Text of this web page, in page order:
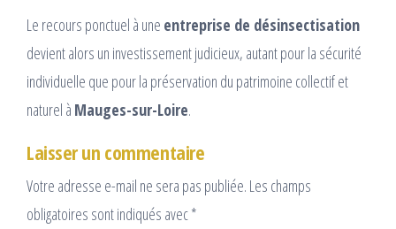
Le recours ponctuel à une entreprise de désinsectisation
devient alors un investissement judicieux, autant pour la sécurité
individuelle que pour la préservation du patrimoine collectif et
naturel à Mauges-sur-Loire.
Laisser un commentaire
Votre adresse e-mail ne sera pas publiée. Les champs
obligatoires sont indiqués avec*